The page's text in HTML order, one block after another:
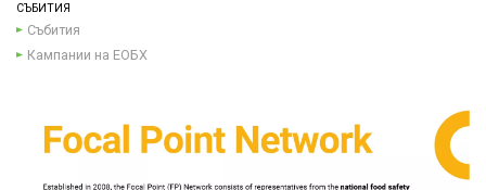
СЪБИТИЯ
Събития
Кампании на ЕОБХ